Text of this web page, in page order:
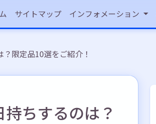
サイトマップ インフォメーション
限定品10選をご紹介！
ちするのは？